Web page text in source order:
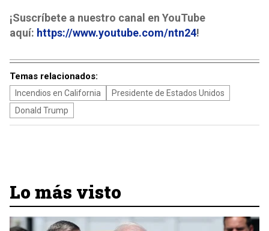
¡Suscríbete a nuestro canal en YouTube
aquí: https://www.youtube.com/ntn24!
Temas relacionados:
Incendios en California
Presidente de Estados Unidos
Donald Trump
Lo más visto